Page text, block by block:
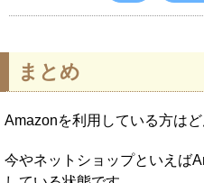
まとめ
Amazonを利用している方はど
今やネットショップといえば